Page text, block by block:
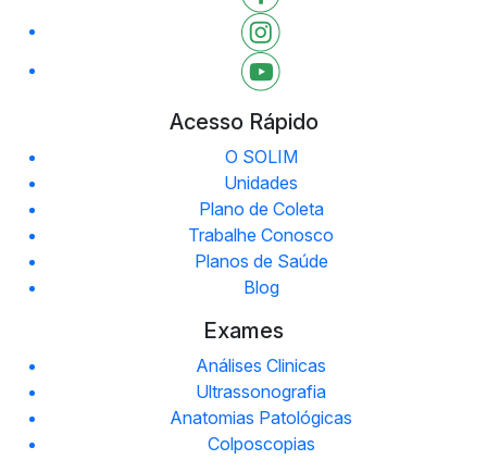
Acesso Rápido
O SOLIM
Unidades
Plano de Coleta
Trabalhe Conosco
Planos de Saúde
Blog
Exames
Análises Clinicas
Ultrassonografia
Anatomias Patológicas
Colposcopias